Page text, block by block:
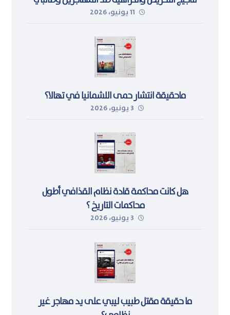
اللجوء في ليبيا
11 يونيو، 2026
ماحقيقة انتشار حمى اللشمانيا في تهالا؟
3 يونيو، 2026
هل كانت محاكمة قادة نظام القذافي أطول
محاكمات التاريخ ؟
3 يونيو، 2026
ما حقيقة مقتل طبيب ليبي على يد مهاجر غير